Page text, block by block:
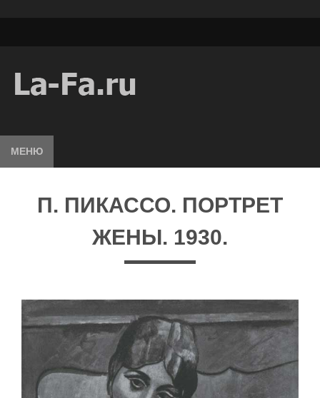
МЕНЮ
П. ПИКАССО. ПОРТРЕТ
ЖЕНЫ. 1930.